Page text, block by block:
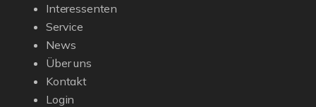
Interessenten
Service
News
Über uns
Kontakt
Login